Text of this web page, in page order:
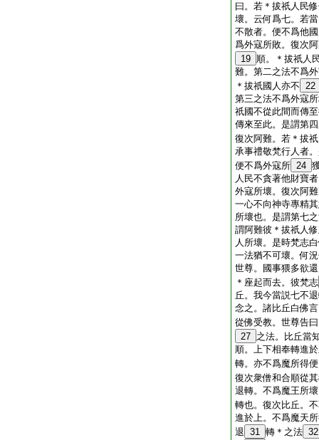
曰。若＊拔祇人民
壞。云何爲七。若
不散者。便不爲他
爲外寇所敗。復次
19 順。＊拔祇人
難。第二之法不爲
＊拔祇國人亦不 22
第三之法不爲外寇
祇國不從此間而傳
傳來至此。是謂第
復次阿難。若＊拔
承事禮敬梵行人者
便不爲外寇所 24
人民不貪著他財寶
外寇所壞。復次阿
一心不向神寺專精
所壞也。是謂第七
謂阿難彼＊拔祇人
人所壞。是時梵志
一法猶不可壞。何
世尊。國事猥多欲
＊座起而去。彼梵志
丘。我今當説七不
念之。諸比丘白佛
從佛受教。世尊告
27 之法。比丘當
順。上下相奉轉進
轉。亦不爲魔所得
復次衆僧和合順從
退轉。不爲魔王所
轉也。復次比丘。
進於上。不爲魔天
退 31 轉＊之法 32